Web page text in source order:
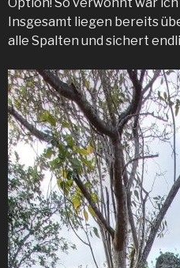
Insgesamt liegen bereits
alle Spalten und sichert